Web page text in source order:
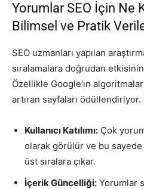
Yorumlar SEO İçin Ne
Bilimsel ve Pratik
SEO uzmanları yapılan
sıralamalara doğrudan
Özellikle Google’ın
artıran sayfaları ödüllendiriyor.
Kullanıcı Katılımı: Çok
olarak görülür ve bu sayede
üst sıralara çıkar.
İçerik Güncelliği: Yorumlar